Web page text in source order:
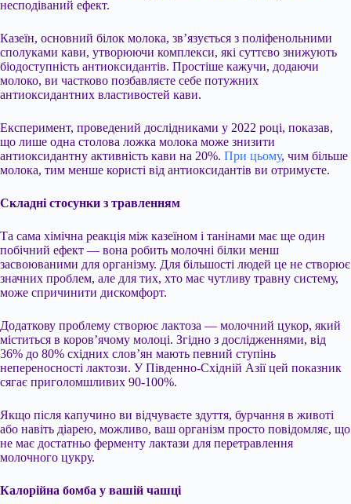
несподіваний ефект.
Казеїн, основний білок молока, зв’язується з поліфенольними
сполуками кави, утворюючи комплекси, які суттєво знижують
біодоступність антиоксидантів. Простіше кажучи, додаючи
молоко, ви частково позбавляєте себе потужних
антиоксидантних властивостей кави.
Експеримент, проведений дослідниками у 2022 році, показав,
що лише одна столова ложка молока може знизити
антиоксидантну активність кави на 20%. При цьому, чим більше
молока, тим менше користі від антиоксидантів ви отримуєте.
Складні стосунки з травленням
Та сама хімічна реакція між казеїном і танінами має ще один
побічний ефект — вона робить молочні білки менш
засвоюваними для організму. Для більшості людей це не створює
значних проблем, але для тих, хто має чутливу травну систему,
може спричинити дискомфорт.
Додаткову проблему створює лактоза — молочний цукор, який
міститься в коров’ячому молоці. Згідно з дослідженнями, від
36% до 80% східних слов’ян мають певний ступінь
непереносності лактози. У Південно-Східній Азії цей показник
сягає приголомшливих 90-100%.
Якщо після капучино ви відчуваєте здуття, бурчання в животі
або навіть діарею, можливо, ваш організм просто повідомляє, що
не має достатньо ферменту лактази для перетравлення
молочного цукру.
Калорійна бомба у вашій чашці